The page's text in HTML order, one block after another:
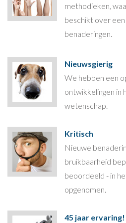
methodieken,
beschikt over
benaderingen.
Nieuwsgierig
We hebben een
ontwikkelingen in
wetenschap.
Kritisch
Nieuwe
bruikbaarheid
beoordeeld - in
opgenomen.
45 jaar ervaring!